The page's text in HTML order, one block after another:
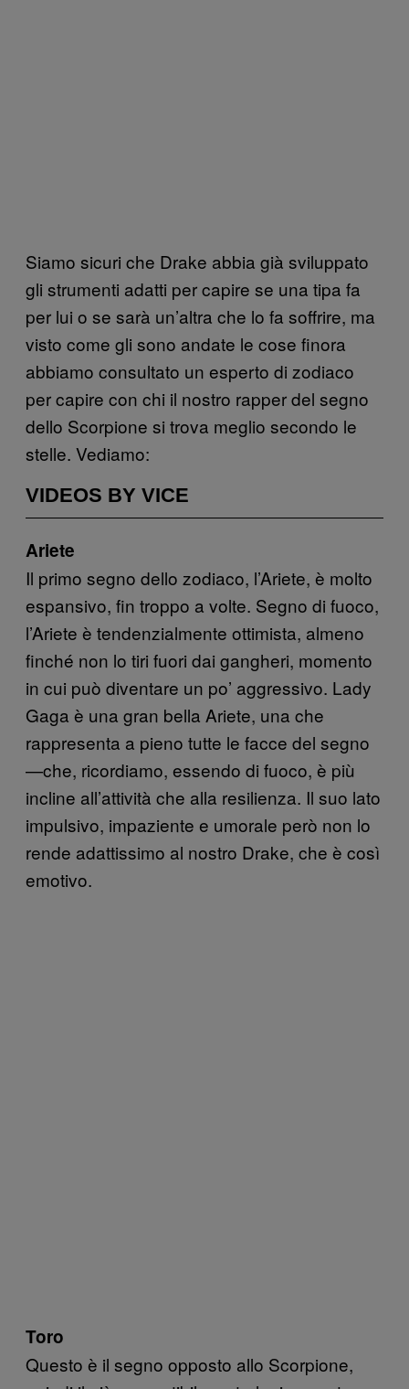
Siamo sicuri che Drake abbia già sviluppato
gli strumenti adatti per capire se una tipa fa
per lui o se sarà un’altra che lo fa soffrire, ma
visto come gli sono andate le cose finora
abbiamo consultato un esperto di zodiaco
per capire con chi il nostro rapper del segno
dello Scorpione si trova meglio secondo le
stelle. Vediamo:
VIDEOS BY VICE
Ariete
Il primo segno dello zodiaco, l’Ariete, è molto
espansivo, fin troppo a volte. Segno di fuoco,
l’Ariete è tendenzialmente ottimista, almeno
finché non lo tiri fuori dai gangheri, momento
in cui può diventare un po’ aggressivo. Lady
Gaga è una gran bella Ariete, una che
rappresenta a pieno tutte le facce del segno
—che, ricordiamo, essendo di fuoco, è più
incline all’attività che alla resilienza. Il suo lato
impulsivo, impaziente e umorale però non lo
rende adattissimo al nostro Drake, che è così
emotivo.
Toro
Questo è il segno opposto allo Scorpione,